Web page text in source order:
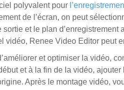
polyvalent pour
de l’écran, on peut
et le plan d’enregistrement
vidéo, Renee Video Editor peut
et optimiser la vidéo,
et à la fin de la vidéo,
Après le montage vidéo,